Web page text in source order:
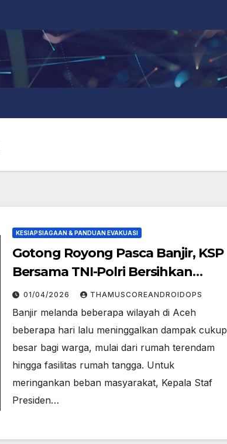
KESIAPSIAGAAN & PANDUAN EVAKUASI
Gotong Royong Pasca Banjir, KSP
Bersama TNI-Polri Bersihkan
Rumah Warga Aceh
01/04/2026 THAMUSCOREANDROIDOPS
Banjir melanda beberapa wilayah di Aceh
beberapa hari lalu meninggalkan dampak cukup
besar bagi warga, mulai dari rumah terendam
hingga fasilitas rumah tangga. Untuk
meringankan beban masyarakat, Kepala Staf
Presiden…